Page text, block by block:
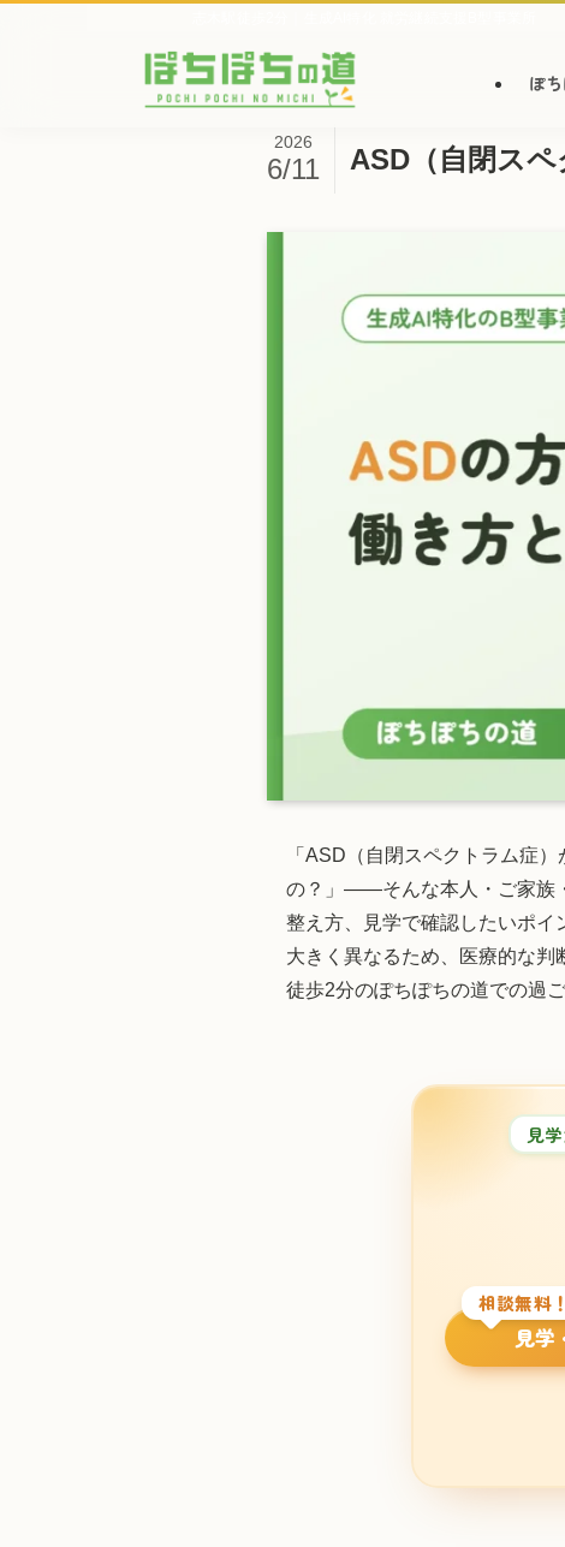
ぽ
ASD（自閉ス
2026
6/11
「ASD（自閉スペクトラム症
の？」——そんな本人・ご家族
整え方、見学で確認したいポイ
大きく異なるため、医療的な
徒歩2分のぽちぽちの道での過
見
相談無料！
見学